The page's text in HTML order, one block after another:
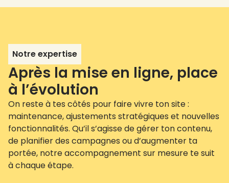
Notre expertise
Après la mise en ligne, place
à l’évolution
On reste à tes côtés pour faire vivre ton site :
maintenance, ajustements stratégiques et nouvelles
fonctionnalités. Qu’il s’agisse de gérer ton contenu,
de planifier des campagnes ou d’augmenter ta
portée, notre accompagnement sur mesure te suit
à chaque étape.